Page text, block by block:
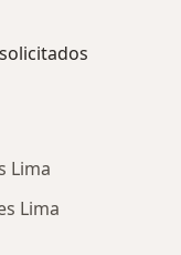
Lima
Lima